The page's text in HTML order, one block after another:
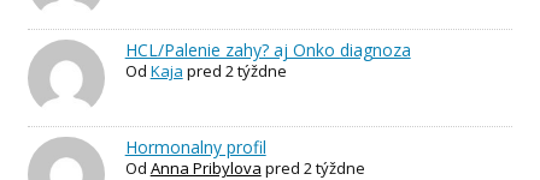
HCL/Palenie zahy? aj Onko diagnoza
Od Kaja pred 2 týždne
Hormonalny profil
Od Anna Pribylova pred 2 týždne